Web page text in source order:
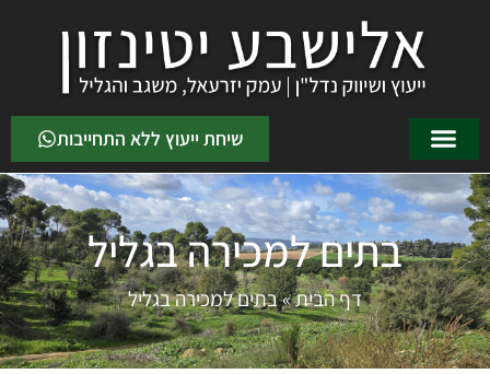
שיחת ייעוץ ללא התחייבות
בתים למכירה בגליל
דף הבית»בתים למכירה בגליל